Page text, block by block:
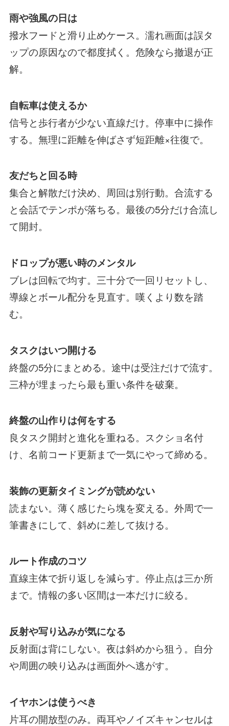
雨や強風の日は
撥水フードと滑り止めケース。濡れ画面は誤タ
ップの原因なので都度拭く。危険なら撤退が正
解。
自転車は使えるか
信号と歩行者が少ない直線だけ。停車中に操作
する。無理に距離を伸ばさず短距離×往復で。
友だちと回る時
集合と解散だけ決め、周回は別行動。合流する
と会話でテンポが落ちる。最後の5分だけ合流し
て開封。
ドロップが悪い時のメンタル
ブレは回転で均す。三十分で一回リセットし、
導線とボール配分を見直す。嘆くより数を踏
む。
タスクはいつ開ける
終盤の5分にまとめる。途中は受注だけで流す。
三枠が埋まったら最も重い条件を破棄。
終盤の山作りは何をする
良タスク開封と進化を重ねる。スクショ名付
け、名前コード更新まで一気にやって締める。
装飾の更新タイミングが読めない
読まない。薄く感じたら塊を変える。外周で一
筆書きにして、斜めに差して抜ける。
ルート作成のコツ
直線主体で折り返しを減らす。停止点は三か所
まで。情報の多い区間は一本だけに絞る。
反射や写り込みが気になる
反射面は背にしない。夜は斜めから狙う。自分
や周囲の映り込みは画面外へ逃がす。
イヤホンは使うべき
片耳の開放型のみ。両耳やノイズキャンセルは